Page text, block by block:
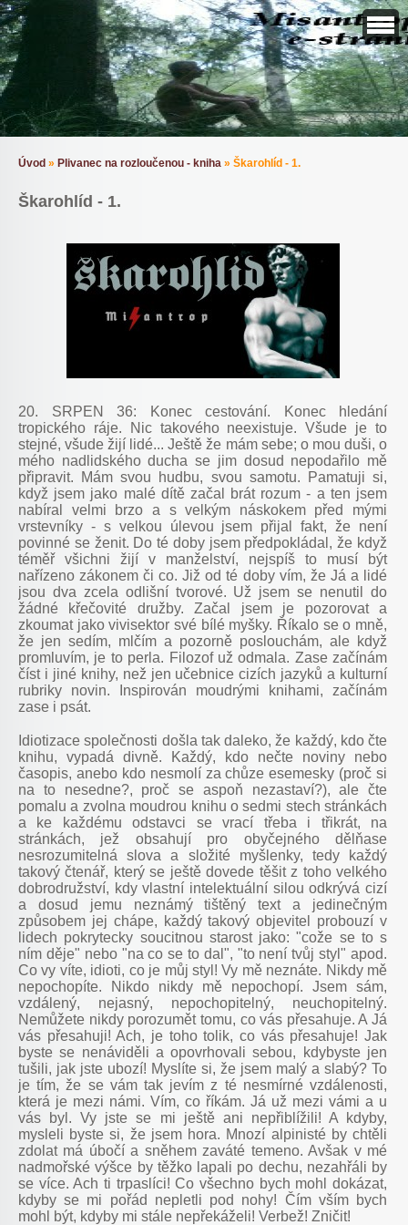
Úvod » Plivanec na rozloučenou - kniha » Škarohlíd - 1.
Škarohlíd - 1.
20. SRPEN 36: Konec cestování. Konec hledání
tropického ráje. Nic takového neexistuje. Všude je to
stejné, všude žijí lidé... Ještě že mám sebe; o mou duši, o
mého nadlidského ducha se jim dosud nepodařilo mě
připravit. Mám svou hudbu, svou samotu. Pamatuji si,
když jsem jako malé dítě začal brát rozum - a ten jsem
nabíral velmi brzo a s velkým náskokem před mými
vrstevníky - s velkou úlevou jsem přijal fakt, že není
povinné se ženit. Do té doby jsem předpokládal, že když
téměř všichni žijí v manželství, nejspíš to musí být
nařízeno zákonem či co. Již od té doby vím, že Já a lidé
jsou dva zcela odlišní tvorové. Už jsem se nenutil do
žádné křečovité družby. Začal jsem je pozorovat a
zkoumat jako vivisektor své bílé myšky. Říkalo se o mně,
že jen sedím, mlčím a pozorně poslouchám, ale když
promluvím, je to perla. Filozof už odmala. Zase začínám
číst i jiné knihy, než jen učebnice cizích jazyků a kulturní
rubriky novin. Inspirován moudrými knihami, začínám
zase i psát.
Idiotizace společnosti došla tak daleko, že každý, kdo čte
knihu, vypadá divně. Každý, kdo nečte noviny nebo
časopis, anebo kdo nesmolí za chůze esemesky (proč si
na to nesedne?, proč se aspoň nezastaví?), ale čte
pomalu a zvolna moudrou knihu o sedmi stech stránkách
a ke každému odstavci se vrací třeba i třikrát, na
stránkách, jež obsahují pro obyčejného dělňase
nesrozumitelná slova a složité myšlenky, tedy každý
takový čtenář, který se ještě dovede těšit z toho velkého
dobrodružství, kdy vlastní intelektuální silou odkrývá cizí
a dosud jemu neznámý tištěný text a jedinečným
způsobem jej chápe, každý takový objevitel probouzí v
lidech pokrytecky soucitnou starost jako: "cože se to s
ním děje" nebo "na co se to dal", "to není tvůj styl" apod.
Co vy víte, idioti, co je můj styl! Vy mě neznáte. Nikdy mě
nepochopíte. Nikdo nikdy mě nepochopí. Jsem sám,
vzdálený, nejasný, nepochopitelný, neuchopitelný.
Nemůžete nikdy porozumět tomu, co vás přesahuje. A Já
vás přesahuji! Ach, je toho tolik, co vás přesahuje! Jak
byste se nenáviděli a opovrhovali sebou, kdybyste jen
tušili, jak jste ubozí! Myslíte si, že jsem malý a slabý? To
je tím, že se vám tak jevím z té nesmírné vzdálenosti,
která je mezi námi. Vím, co říkám. Já už mezi vámi a u
vás byl. Vy jste se mi ještě ani nepřiblížili! A kdyby,
mysleli byste si, že jsem hora. Mnozí alpinisté by chtěli
zdolat má úbočí a sněhem zaváté temeno. Avšak v mé
nadmořské výšce by těžko lapali po dechu, nezahřáli by
se více. Ach ti trpaslíci! Co všechno bych mohl dokázat,
kdyby se mi pořád nepletli pod nohy! Čím vším bych
mohl být, kdyby mi stále nepřekáželi! Verbež! Zničit!